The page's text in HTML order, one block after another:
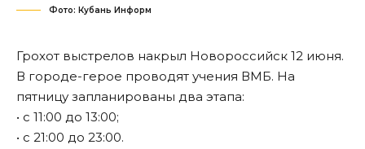
Фото: Кубань Информ
Грохот выстрелов накрыл Новороссийск 12 июня.
В городе-герое проводят учения ВМБ. На
пятницу запланированы два этапа:
• с 11:00 до 13:00;
• с 21:00 до 23:00.